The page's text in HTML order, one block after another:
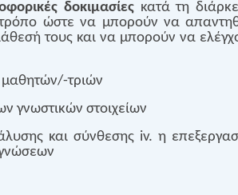
δοκιμασίεςκατά τη
ώστε να μπορούν να
τους και να μπορούν να
τριών
γνωστικών στοιχείων
και σύνθεσης iv. η